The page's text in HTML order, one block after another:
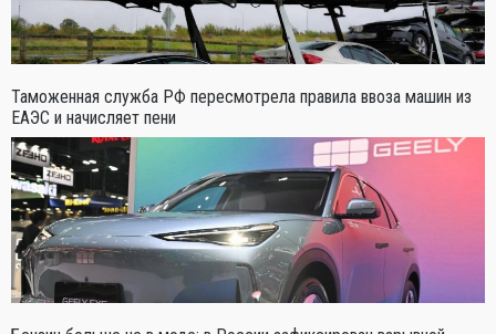
Таможенная служба РФ пересмотрела правила ввоза машин из
ЕАЭС и начисляет пени